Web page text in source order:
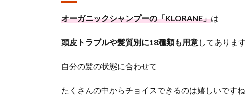
オーガニックシャンプーの「KLORANE」は
頭皮トラブルや髪質別に18種類も用意してありま
自分の髪の状態に合わせて
たくさんの中からチョイスできるのは嬉しいですね